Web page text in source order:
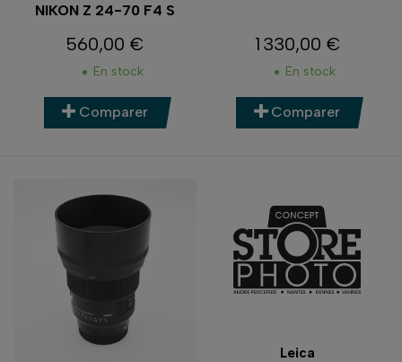
NIKON Z 24-70 F4 S
Prix
560,00 €
En stock
Comparer
Prix
1 330,00 €
En stock
Comparer
Leica